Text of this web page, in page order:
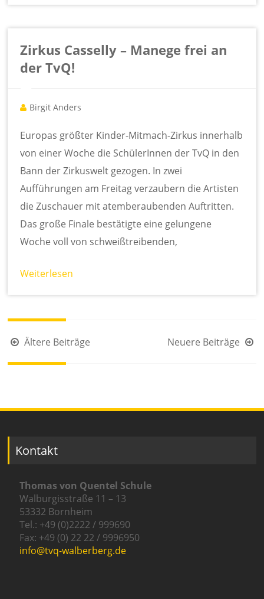
Zirkus Casselly – Manege frei an
der TvQ!
Birgit Anders
Europas größter Kinder-Mitmach-Zirkus innerhalb
von einer Woche die SchülerInnen der TvQ in den
Bann der Zirkuswelt gezogen. In zwei
Aufführungen am Freitag verzaubern die Artisten
die Zuschauer mit atemberaubenden Auftritten.
Das große Finale bestätigte eine gelungene
Woche voll von schweißtreibenden,
Weiterlesen
Beitragsnavigation
Ältere Beiträge Neuere Beiträge
Kontakt
Thomas von Quentel Schule
Walburgisstraße 11 – 13
53332 Bornheim
Tel.: +49 (0)2222 / 999690
Fax: +49 (0) 22 22 / 9996950
info@tvq-walberberg.de